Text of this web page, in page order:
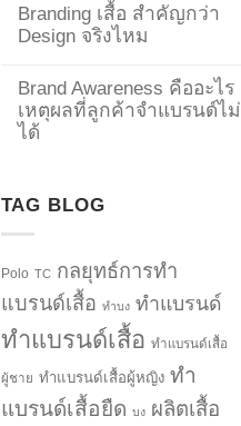
Branding เสื้อ สำคัญกว่า
Design จริงไหม
Brand Awareness คืออะไร
เหตุผลที่ลูกค้าจำแบรนด์ไม่
ได้
TAG BLOG
Polo TC กลยุทธ์การทำ
แบรนด์เสื้อ ทำบง ทำแบรนด์
ทำแบรนด์เสื้อ ทำแบรนด์เสื้อ
ผู้ชาย ทำแบรนด์เสื้อผู้หญิง ทำ
แบรนด์เสื้อยืด บง ผลิตเสื้อ